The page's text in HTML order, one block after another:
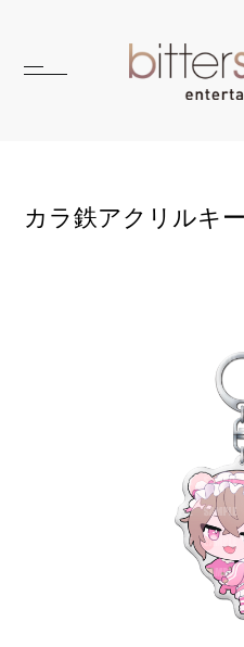
カラ鉄アクリルキ